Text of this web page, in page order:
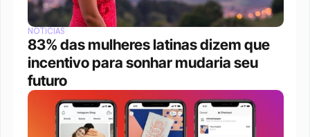
NOTÍCIAS
83% das mulheres latinas dizem que
incentivo para sonhar mudaria seu
futuro